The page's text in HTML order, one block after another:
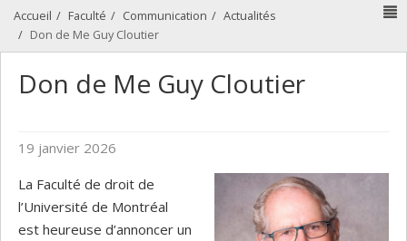
Accueil Faculté Communication
Actualités
Don de Me Guy Cloutier
Don de Me Guy Cloutier
19 janvier 2026
La Faculté de droit de
l’Université de Montréal
est heureuse d’annoncer un